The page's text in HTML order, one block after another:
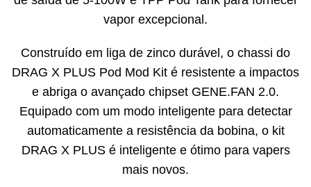
vapor excepcional.
Construído em liga de zinco durável, o chassi do
DRAG X PLUS Pod Mod Kit é resistente a impactos
e abriga o avançado chipset GENE.FAN 2.0.
Equipado com um modo inteligente para detectar
automaticamente a resistência da bobina, o kit
DRAG X PLUS é inteligente e ótimo para vapers
mais novos.